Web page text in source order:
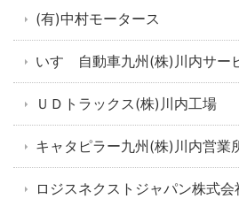
(有)中村モータース
いすゞ自動車九州(株)川内サー
ＵＤトラックス(株)川内工場
キャタピラー九州(株)川内営業
ロジスネクストジャパン株式